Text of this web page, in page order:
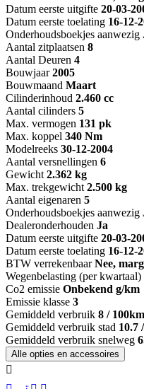
Datum eerste uitgifte 20-03-
Datum eerste toelating 16-12-
Onderhoudsboekjes aanwezig
Aantal zitplaatsen 8
Aantal Deuren 4
Bouwjaar 2005
Bouwmaand Maart
Cilinderinhoud 2.460 cc
Aantal cilinders 5
Max. vermogen 131 pk
Max. koppel 340 Nm
Modelreeks 30-12-2004
Aantal versnellingen 6
Gewicht 2.362 kg
Max. trekgewicht 2.500 kg
Aantal eigenaren 5
Onderhoudsboekjes aanwezig
Dealeronderhouden Ja
Datum eerste uitgifte 20-03-
Datum eerste toelating 16-12-
BTW verrekenbaar Nee,
Wegenbelasting (per kwartaal)
Co2 emissie Onbekend g/km
Emissie klasse 3
Gemiddeld verbruik 8 / 100km
Gemiddeld verbruik stad 10.7
Gemiddeld verbruik snelweg
Alle opties en accessoires